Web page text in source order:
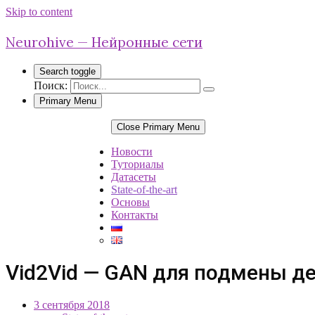
Skip to content
Neurohive — Нейронные сети
Search toggle
Поиск:
Primary Menu
Close Primary Menu
Новости
Туториалы
Датасеты
State-of-the-art
Основы
Контакты
Vid2Vid — GAN для подмены
3 сентября 2018